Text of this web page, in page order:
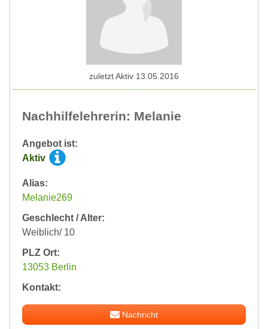
Nachhilfelehrerin: Melanie
Angebot ist:
Aktiv
Alias:
Melanie269
Geschlecht / Alter:
Weiblich/ 10
PLZ Ort:
13053 Berlin
Kontakt:
Nachricht
zuletzt Aktiv 13.05.2016